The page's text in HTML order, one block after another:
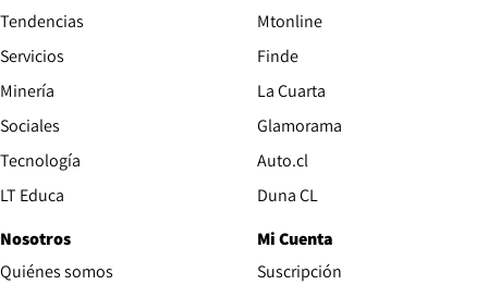
Tendencias
Servicios
Minería
Sociales
Tecnología
LT Educa
Mtonline
Finde
La Cuarta
Glamorama
Auto.cl
Duna CL
Nosotros
Quiénes somos
Mi Cuenta
Suscripción